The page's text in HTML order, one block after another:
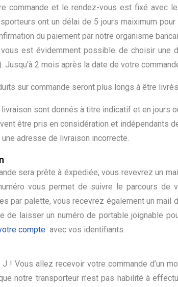
commande et le rendez-vous est fixé avec
ont un délai de 5 jours maiximum
du paiement par notre organisme
est évidemment possible de choisir
Jusqu'à 2 mois après la date de votre
sur commande seront plus longs à être
sont donnés à titre indicatif et en jours
être pris en considération et indépendants
adresse de livraison incorrecte.
sera prête à éxpediée, vous revevrez un
vous permet de suivre le parcours
par palette, vous recevrez également un
de laisser un numéro de portable joignable
compte avec vos identifiants.
J ! Vous allez recevoir votre commande d’un
notre transporteur n’est pas habilité à